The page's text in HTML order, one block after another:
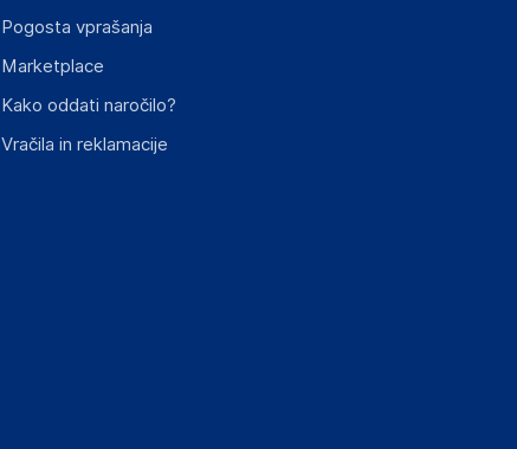
Pogosta vprašanja
Marketplace
Kako oddati naročilo?
Vračila in reklamacije